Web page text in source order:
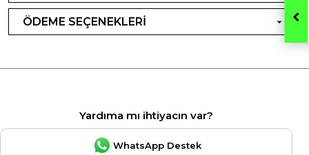
ÖDEME SEÇENEKLERİ
Yardıma mı ihtiyacın var?
WhatsApp Destek